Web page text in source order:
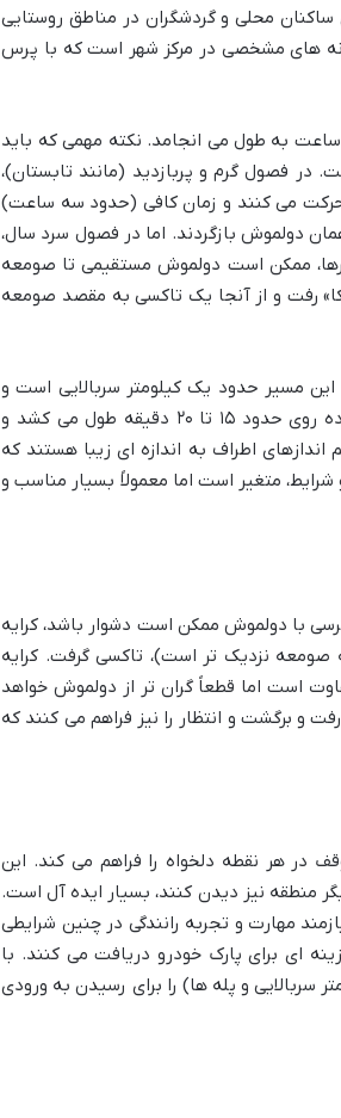
محلی و گردشگران در مناطق روستایی
های مشخصی در مرکز شهر است که با پرس
به طول می انجامد. نکته مهمی که باید
فصول گرم و پربازدید (مانند تابستان)،
روز (معمولاً ساعت ۱۱ صبح و ۲ بعد از ظهر) حرکت می کنند و زمان کافی (حدود سه ساعت)
دولموش بازگردند. اما در فصول سرد سال،
ممکن است دولموش مستقیمی تا صومعه
رفت و از آنجا یک تاکسی به مقصد صومعه
مسیر حدود یک کیلومتر سربالایی است و
شامل پله های سنگی می شود که از میان جنگل عبور می کند. این پیاده روی حدود ۱۵ تا ۲۰ دقیقه طول می کشد و
اطراف به اندازه ای زیبا هستند که
متغیر است اما معمولاً بسیار مناسب و
با دولموش ممکن است دشوار باشد، کرایه
صومعه نزدیک تر است)، تاکسی گرفت. کرایه
است اما قطعاً گران تر از دولموش خواهد
و برگشت و انتظار را نیز فراهم می کنند که
در هر نقطه دلخواه را فراهم می کند. این
منطقه نیز دیدن کنند، بسیار ایده آل است.
مهارت و تجربه رانندگی در چنین شرایطی
ای برای پارک خودرو دریافت می کنند. با
سربالایی و پله ها) را برای رسیدن به ورودی